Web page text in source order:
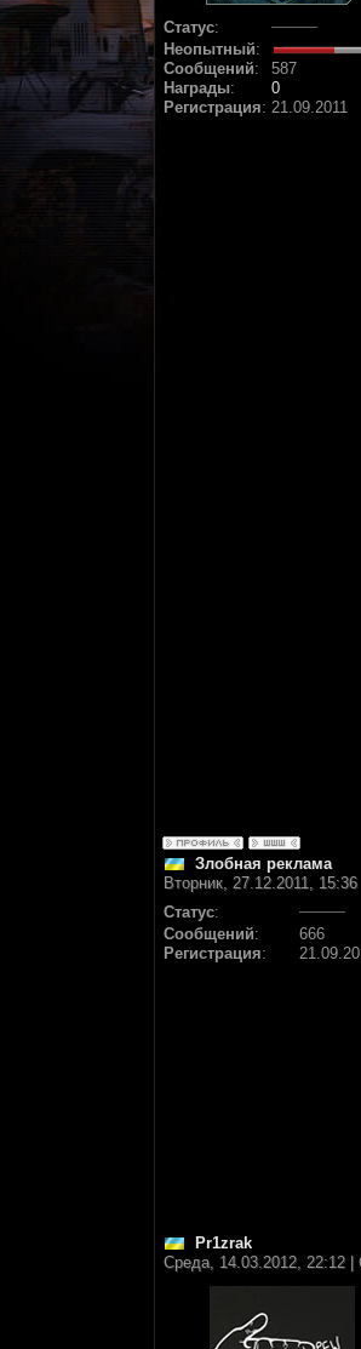
Статус:
Неопытный:
Сообщений:
587
Награды:
0
Регистрация: 21.09.2011
Злобная реклама
Вторник, 27.12.2011, 15:36
Статус:
Сообщений:
666
Регистрация:
Pr1zrak
Среда, 14.03.2012, 22:12